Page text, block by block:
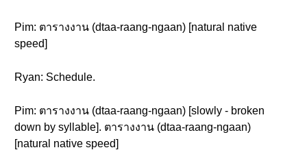
Pim: ตารางงาน (dtaa-raang-ngaan) [natural native
speed]
Ryan: Schedule.
Pim: ตารางงาน (dtaa-raang-ngaan) [slowly - broken
down by syllable]. ตารางงาน (dtaa-raang-ngaan)
[natural native speed]